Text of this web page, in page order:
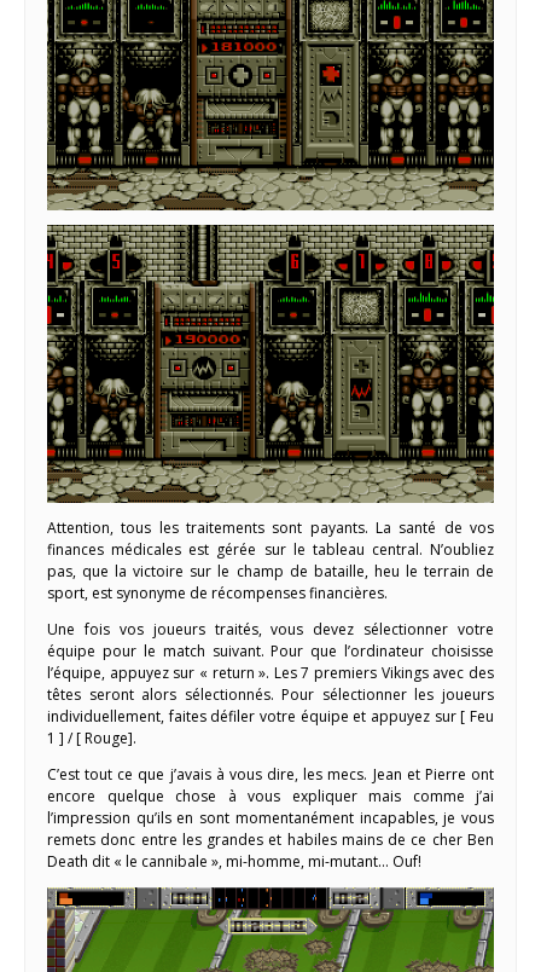
Attention, tous les traitements sont payants. La santé de vos
finances médicales est gérée sur le tableau central. N’oubliez
pas, que la victoire sur le champ de bataille, heu le terrain de
sport, est synonyme de récompenses financières.
Une fois vos joueurs traités, vous devez sélectionner votre
équipe pour le match suivant. Pour que l’ordinateur choisisse
l’équipe, appuyez sur « return ». Les 7 premiers Vikings avec des
têtes seront alors sélectionnés. Pour sélectionner les joueurs
individuellement, faites défiler votre équipe et appuyez sur [ Feu
1 ] / [ Rouge].
C’est tout ce que j’avais à vous dire, les mecs. Jean et Pierre ont
encore quelque chose à vous expliquer mais comme j’ai
l’impression qu’ils en sont momentanément incapables, je vous
remets donc entre les grandes et habiles mains de ce cher Ben
Death dit « le cannibale », mi-homme, mi-mutant… Ouf!